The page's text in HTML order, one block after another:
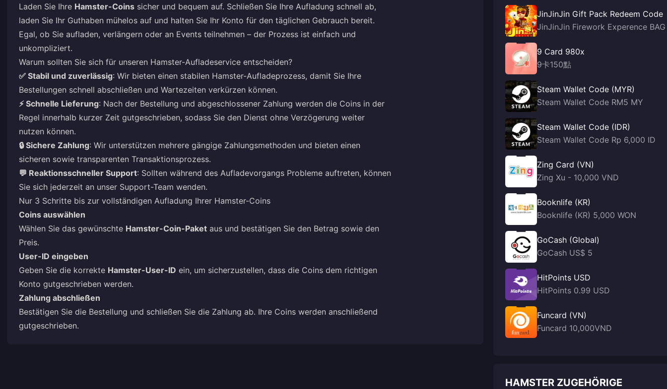
Laden Sie Ihre Hamster-Coins sicher und bequem auf. Schließen Sie Ihre Aufladung schnell ab,
laden Sie Ihr Guthaben mühelos auf und halten Sie Ihr Konto für den täglichen Gebrauch bereit.
Egal, ob Sie aufladen, verlängern oder an Events teilnehmen – der Prozess ist einfach und
unkompliziert.
Warum sollten Sie sich für unseren Hamster-Aufladeservice entscheiden?
✅ Stabil und zuverlässig: Wir bieten einen stabilen Hamster-Aufladeprozess, damit Sie Ihre
Bestellungen schnell abschließen und Wartezeiten verkürzen können.
⚡ Schnelle Lieferung: Nach der Bestellung und abgeschlossener Zahlung werden die Coins in der
Regel innerhalb kurzer Zeit gutgeschrieben, sodass Sie den Dienst ohne Verzögerung weiter
nutzen können.
🔒 Sichere Zahlung: Wir unterstützen mehrere gängige Zahlungsmethoden und bieten einen
sicheren sowie transparenten Transaktionsprozess.
💬 Reaktionsschneller Support: Sollten während des Aufladevorgangs Probleme auftreten, können
Sie sich jederzeit an unser Support-Team wenden.
Nur 3 Schritte bis zur vollständigen Aufladung Ihrer Hamster-Coins
Coins auswählen
Wählen Sie das gewünschte Hamster-Coin-Paket aus und bestätigen Sie den Betrag sowie den
Preis.
User-ID eingeben
Geben Sie die korrekte Hamster-User-ID ein, um sicherzustellen, dass die Coins dem richtigen
Konto gutgeschrieben werden.
Zahlung abschließen
Bestätigen Sie die Bestellung und schließen Sie die Zahlung ab. Ihre Coins werden anschließend
gutgeschrieben.
JinJinJin Gift Pack Redeem Code
JinJinJin Firework Experence BAG
9 Card 980x
9卡150點
Steam Wallet Code (MYR)
Steam Wallet Code RM5 MY
Steam Wallet Code (IDR)
Steam Wallet Code Rp 6,000 ID
Zing Card (VN)
Zing Xu - 10,000 VND
Booknlife (KR)
Booknlife (KR) 5,000 WON
GoCash (Global)
GoCash US$ 5
HitPoints USD
HitPoints 0.99 USD
Funcard (VN)
Funcard 10,000VND
HAMSTER ZUGEHÖRIGE